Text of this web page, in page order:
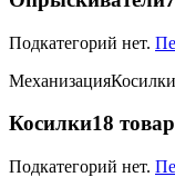
Подкатегорий нет.
МеханизацияКосилки
Косилки18
Подкатегорий нет.